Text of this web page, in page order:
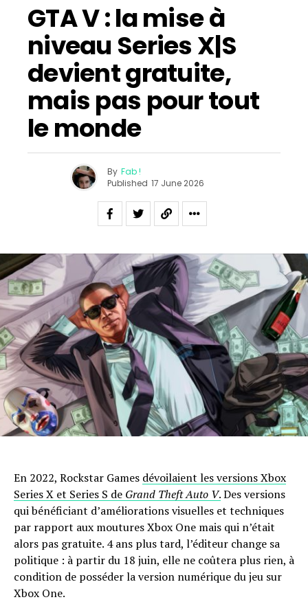
GTA V : la mise à
niveau Series X|S
devient gratuite,
mais pas pour tout
le monde
By Fab !
Published 17 June 2026
En 2022, Rockstar Games dévoilaient les versions Xbox
Series X et Series S de Grand Theft Auto V.Des versions
qui bénéficiant d’améliorations visuelles et techniques
par rapport aux moutures Xbox One mais qui n’était
alors pas gratuite. 4 ans plus tard, l’éditeur change sa
politique : à partir du 18 juin, elle ne coûtera plus rien, à
condition de posséder la version numérique du jeu sur
Xbox One.